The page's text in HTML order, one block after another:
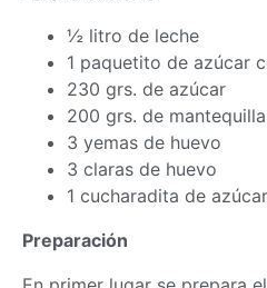
½ litro de leche
1 paquetito de azúcar
230 grs. de azúcar
200 grs. de mantequilla
3 yemas de huevo
3 claras de huevo
1 cucharadita de
Preparación